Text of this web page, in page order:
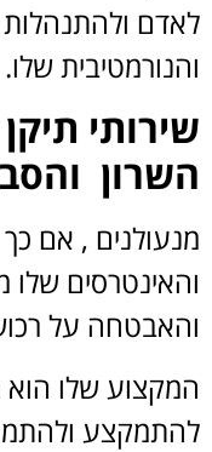
לאדם
והנורמטיבית שלו.
שירותי
השרון
מנעולנים , אם
והאינטרסים שלו
והאבטחה על
המקצוע שלו הוא
להתמקצע